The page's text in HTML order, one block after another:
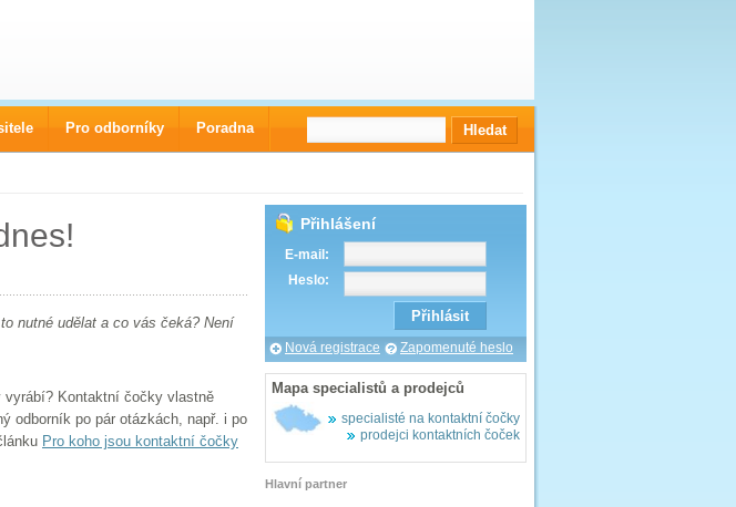
nutné udělat a co vás čeká? Není
Kontaktní čočky vlastně
odborník po pár otázkách, např. i po
Pro koho jsou kontaktní čočky
Přihlášení
E-mail:
Heslo:
Nová registrace Zapomenuté heslo
Mapa specialistů a prodejců
specialisté na kontaktní čočky
prodejci kontaktních čoček
Hlavní partner
Pro odborníky Poradna